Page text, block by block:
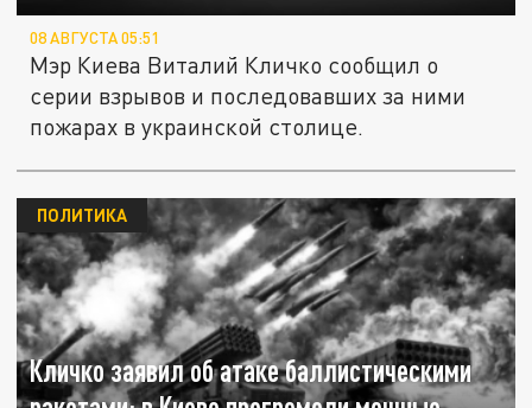
08 АВГУСТА 05:51
Мэр Киева Виталий Кличко сообщил о
серии взрывов и последовавших за ними
пожарах в украинской столице.
Кличко заявил об атаке баллистическими
ПОЛИТИКА